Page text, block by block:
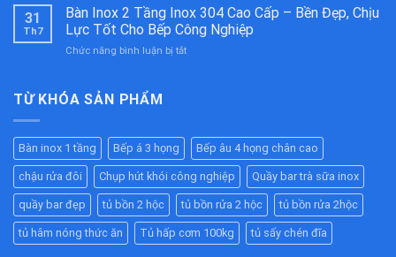
Bền
Bỉ
Cho
Nhà
Nghiệp
Inox
304
Cao
Quả
Cho
Nhà
Hàng,
Bếp
Ăn
Công
Mỡ
Inox
304
Công
Giải
Pháp
Chống
Tắc
Đường
Ống
Hiệu
Quả
31
Th7
Bàn Inox 2 Tầng Inox 304 Cao Cấp – Bền Đẹp, Chịu
Lực Tốt Cho Bếp Công Nghiệp
Chức năng bình luận bị tắtở
304
Cao
Cấp
–
Bền
Đẹp,
Chịu
Lực
TỪ KHÓA SẢN PHẨM
Bàn inox 1 tầng Bếp á 3 họng Bếp âu 4 họng chân cao
chậu rửa đôi Chụp hút khói công nghiệp Quầy bar trà sữa inox
quầy bar đẹp tủ bồn 2 hộc tủ bồn rửa 2 hộc tủ bồn rửa 2hộc
tủ hâm nóng thức ăn Tủ hấp cơm 100kg tủ sấy chén đĩa